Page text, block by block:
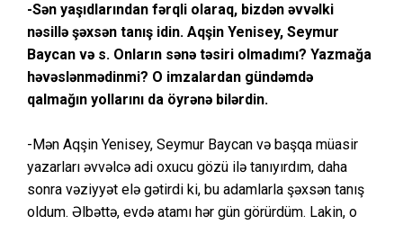
-Sən yaşıdlarından fərqli olaraq, bizdən əvvəlki
nəsillə şəxsən tanış idin. Aqşin Yenisey, Seymur
Baycan və s. Onların sənə təsiri olmadımı? Yazmağa
həvəslənmədinmi? O imzalardan gündəmdə
qalmağın yollarını da öyrənə bilərdin.
-Mən Aqşin Yenisey, Seymur Baycan və başqa müasir
yazarları əvvəlcə adi oxucu gözü ilə tanıyırdım, daha
sonra vəziyyət elə gətirdi ki, bu adamlarla şəxsən tanış
oldum. Əlbəttə, evdə atamı hər gün görürdüm. Lakin, o